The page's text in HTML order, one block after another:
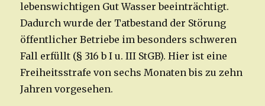
lebenswichtigen Gut Wasser beeinträchtigt.
Dadurch wurde der Tatbestand der Störung
öffentlicher Betriebe im besonders schweren
Fall erfüllt (§ 316 b I u. III StGB). Hier ist eine
Freiheitsstrafe von sechs Monaten bis zu zehn
Jahren vorgesehen.